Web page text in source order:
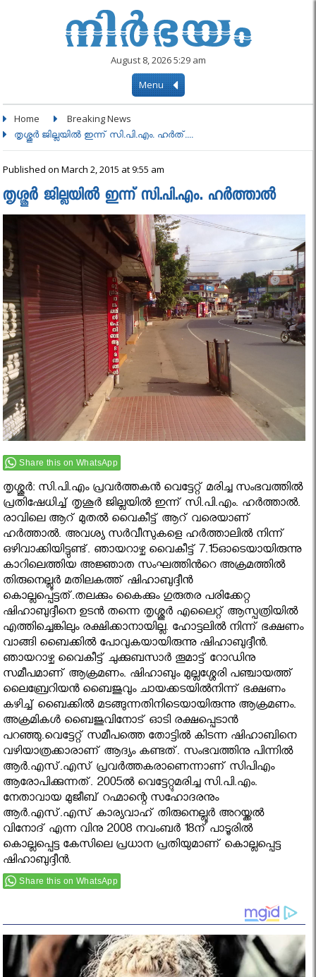
August 8, 2026 5:29 am
Menu
Home Breaking News
തൃശ്ശൂർ ജില്ലയിൽ ഇന്ന് സി.പി.എം. ഹര്‍ത്....
Published on March 2, 2015 at 9:55 am
തൃശ്ശൂർ ജില്ലയിൽ ഇന്ന് സി.പി.എം. ഹര്‍ത്താല്‍
Share this on WhatsApp
തൃശ്ശൂർ: സി.പി.എം പ്രവര്‍ത്തകന്‍ വെട്ടേറ്റ് മരിച്ച സംഭവത്തില്‍
പ്രതിഷേധിച്ച് തൃശൂര്‍ ജില്ലയില്‍ ഇന്ന് സി.പി.എം. ഹര്‍ത്താല്‍.
രാവിലെ ആറ് മുതല്‍ വൈകീട്ട് ആറ് വരെയാണ്
ഹര്‍ത്താല്‍. അവശ്യ സര്‍വീസുകളെ ഹര്‍ത്താലില്‍ നിന്ന്
ഒഴിവാക്കിയിട്ടുണ്ട്. ഞായറാഴ്ച വൈകീട്ട് 7.15ഓടെയായിരുന്നു
കാറിലെത്തിയ അജ്ഞാത സംഘത്തിൻറെ അക്രമത്തില്‍
തിരുനെല്ലൂര്‍ മതിലകത്ത് ഷിഹാബുദ്ദീന്‍
കൊല്ലപ്പെട്ടത്.തലക്കും കൈക്കും ഗുരുതര പരിക്കേറ്റ
ഷിഹാബുദ്ദീനെ ഉടൻ തന്നെ തൃശ്ശൂര്‍ എലൈറ്റ് ആസ്പത്രിയില്‍
എത്തിച്ചെങ്കിലും രക്ഷിക്കാനായില്ല. ഹോട്ടലില്‍ നിന്ന് ഭക്ഷണം
വാങ്ങി ബൈക്കില്‍ പോവുകയായിരുന്നു ഷിഹാബുദ്ദീന്‍.
ഞായറാഴ്ച വൈകീട്ട് ചുക്കുബസാര്‍ തൂമാട്ട് റോഡിനു
സമീപമാണ് ആക്രമണം. ഷിഹാബും മുല്ലശ്ശേരി പഞ്ചായത്ത്
ലൈബ്രേറിയന്‍ ബൈജുവും ചായക്കടയില്‍നിന്ന് ഭക്ഷണം
കഴിച്ച് ബൈക്കില്‍ മടങ്ങുന്നതിനിടെയായിരുന്നു ആക്രമണം.
അക്രമികള്‍ ബൈജുവിനോട് ഓടി രക്ഷപ്പെടാന്‍
പറഞ്ഞു.വെട്ടേറ്റ് സമീപത്തെ തോട്ടിൽ കിടന്ന ഷിഹാബിനെ
വഴിയാത്രക്കാരാണ് ആദ്യം കണ്ടത്. സംഭവത്തിനു പിന്നിൽ
ആർ.എസ്.എസ് പ്രവർത്തകരാണെന്നാണ് സിപിഎം
ആരോപിക്കുന്നത്. 2005ല്‍ വെട്ടേറ്റുമരിച്ച സി.പി.എം.
നേതാവായ മുജീബ് റഹ്മാന്റെ സഹോദരനും
ആര്‍.എസ്.എസ് കാര്യവാഹ് തിരുനെല്ലൂര്‍ അറയ്ക്കല്‍
വിനോദ് എന്ന വിനു 2008 നവംബര്‍ 18ന് പാടൂരില്‍
കൊല്ലപ്പെട്ട കേസിലെ പ്രധാന പ്രതിയുമാണ്‌ കൊല്ലപ്പെട്ട
ഷിഹാബുദ്ദീന്‍.
Share this on WhatsApp